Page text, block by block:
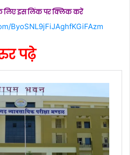
लिए इस लिंक पर क्लिक करें
ByoSNL9jFiJAghfKGiFAzm
पढ़े